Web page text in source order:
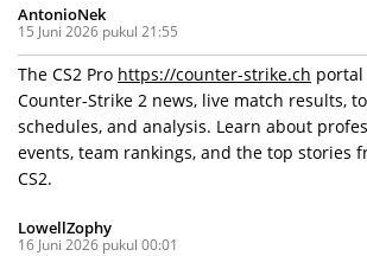
AntonioNek
15 Juni 2026 pukul 21:55
The CS2 Pro https://counter-strike.ch
Counter-Strike 2 news, live match results,
schedules, and analysis. Learn about
events, team rankings, and the top stories
CS2.
LowellZophy
16 Juni 2026 pukul 00:01